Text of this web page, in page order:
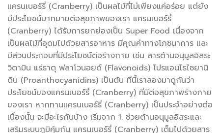
แครนเบอร์รี่ (Cranberry) เป็นผลไม้ที่ไม่เพียงแค่อร่อย แต่ยัง
มีประโยชน์มากมายต่อสุขภาพของเรา แครนเบอร์รี่
(Cranberry) ได้รับการยกย่องเป็น Super Food เนื่องจาก
เป็นผลไม้ที่อุดมไปด้วยสารอาหาร มีคุณค่าทางโภชนาการ และ
มีส่วนประกอบที่มีประโยชน์ต่อร่างกาย เช่น สารต้านอนุมูลอิสระ
วิตามิน แร่ธาตุ ฟลาโวนอยด์ (Flavonoids) โปรแอนโธไซยานิ
ดิน (Proanthocyanidins) เป็นต้น ทีนี้เราลองมาดูกันว่า
ประโยชน์ของแครนเบอร์รี่ (Cranberry) ที่มีต่อสุขภาพร่างกาย
ของเรา หากทานแครนเบอร์รี่ (Cranberry) เป็นประจำอย่างต่อ
เนื่องนั้น จะมีอะไรกันบ้าง เริ่มจาก 1. ช่วยต้านอนุมูลอิสระและ
เสริมระบบภูมิคุ้มกัน แครนเบอร์รี่ (Cranberry) เต็มไปด้วยสาร